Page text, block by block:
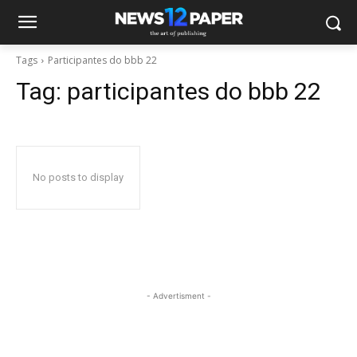
Tags Participantes do bbb 22
Tag: participantes do bbb 22
No posts to display
- Advertisment -